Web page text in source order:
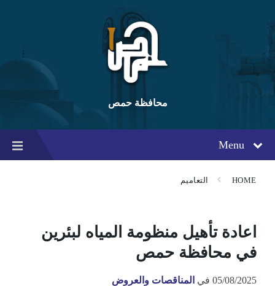
content
main
navigation
footer
محافظة حمص
Menu
HOME التعاميم
اعادة تأهيل منظومة المياه لبئرين
في محافظة حمص
05/08/2025 في المناقصات والعروض